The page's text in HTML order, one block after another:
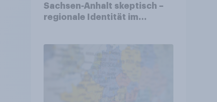
Sachsen-Anhalt skeptisch –
regionale Identität im